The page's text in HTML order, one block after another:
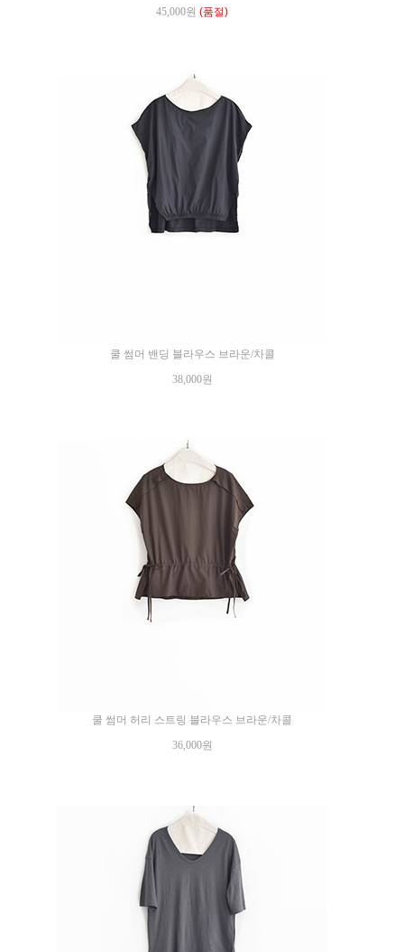
45,000원 (품절)
쿨 썸머 밴딩 블라우스 브라운/차콜
38,000원
쿨 썸머 허리 스트링 블라우스 브라운/차콜
36,000원